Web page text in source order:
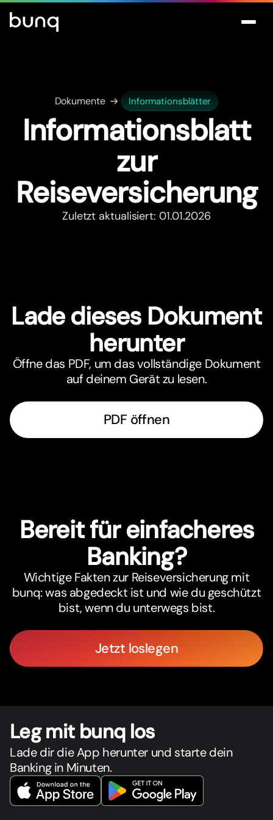
Dokumente Informationsblätter
Informationsblatt
zur
Reiseversicherung
Zuletzt aktualisiert: 01.01.2026
Lade dieses Dokument
herunter
Öffne das PDF, um das vollständige Dokument
auf deinem Gerät zu lesen.
PDF öffnen
Bereit für einfacheres
Banking?
Wichtige Fakten zur Reiseversicherung mit
bunq: was abgedeckt ist und wie du geschützt
bist, wenn du unterwegs bist.
Jetzt loslegen
Leg mit bunq los
Lade dir die App herunter und starte dein
Banking in Minuten.